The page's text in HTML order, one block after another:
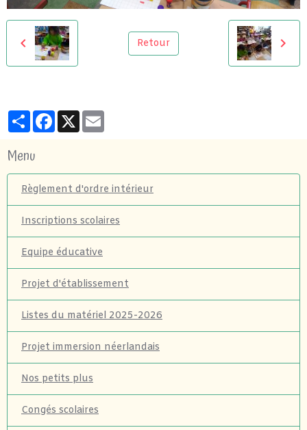
Retour
PartagerFacebook
X
Menu
Règlement d'ordre intérieur
Inscriptions scolaires
Equipe éducative
Projet d'établissement
Listes du matériel 2025-2026
Projet immersion néerlandais
Nos petits plus
Congés scolaires